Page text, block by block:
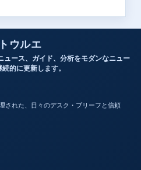
ウルエ
ュース、ガイド、分析をモダンなニュー
的に更新します。
された、日々のデスク・ブリーフと信頼